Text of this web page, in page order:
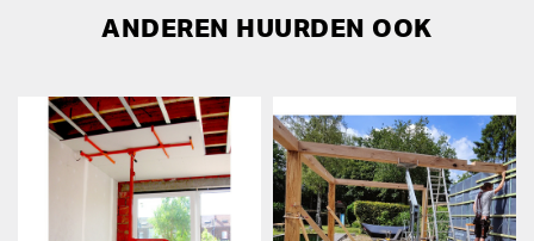
ANDEREN HUURDEN OOK